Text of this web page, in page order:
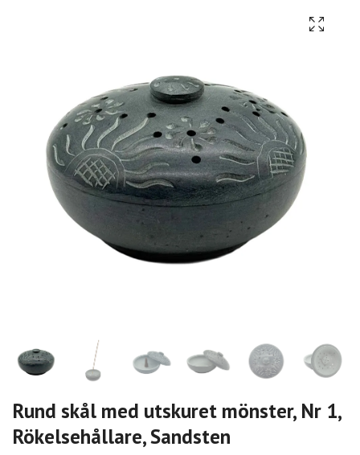
Rund skål med utskuret mönster, Nr 1,
Rökelsehållare, Sandsten